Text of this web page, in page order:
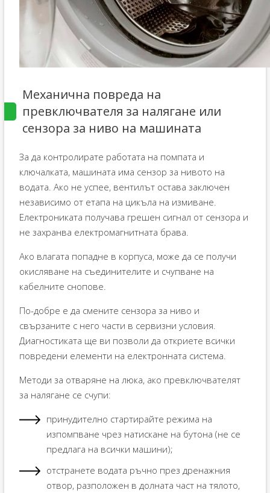
Механична повреда на
превключвателя за налягане или
сензора за ниво на машината
За да контролирате работата на помпата и
ключалката, машината има сензор за нивото на
водата. Ако не успее, вентилът остава заключен
независимо от етапа на цикъла на измиване.
Електрониката получава грешен сигнал от сензора и
не захранва електромагнитната брава.
Ако влагата попадне в корпуса, може да се получи
окисляване на съединителите и счупване на
кабелните снопове.
По-добре е да смените сензора за ниво и
свързаните с него части в сервизни условия.
Диагностиката ще ви позволи да откриете всички
повредени елементи на електронната система.
Методи за отваряне на люка, ако превключвателят
за налягане се счупи:
принудително стартирайте режима на
изпомпване чрез натискане на бутона (не се
предлага на всички машини);
отстранете водата ръчно през дренажния
отвор, разположен в долната част на тялото,